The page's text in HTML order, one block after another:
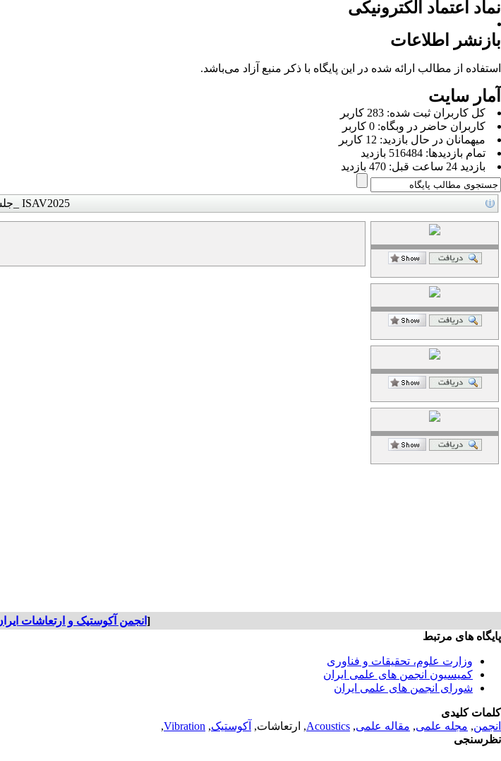
نماد اعتماد الکترونیکی
بازنشر اطلاعات
استفاده از مطالب ارائه شده در این پایگاه با ذکر منبع آزاد می‌باشد.
آمار سایت
كل کاربران ثبت شده: 283 کاربر
کاربران حاضر در وبگاه: 0 کاربر
ميهمانان در حال بازديد: 12 کاربر
تمام بازديد‌ها: 516484 بازدید
بازديد 24 ساعت قبل: 470 بازدید
جلسات و سخنراني ها_ ISAV2025
[ انجمن آکوستیک و ارتعاشات
پایگاه های مرتبط
وزارت علوم، تحقیقات و فناوری
کمیسیون انجمن های علمی ایران
شورای انجمن های علمی ایران
کلمات کلیدی
انجمن, مجله علمی, مقاله علمی,
Acoustics, ارتعاشات, آکوستیک,
Vibration
,
نظرسنجی